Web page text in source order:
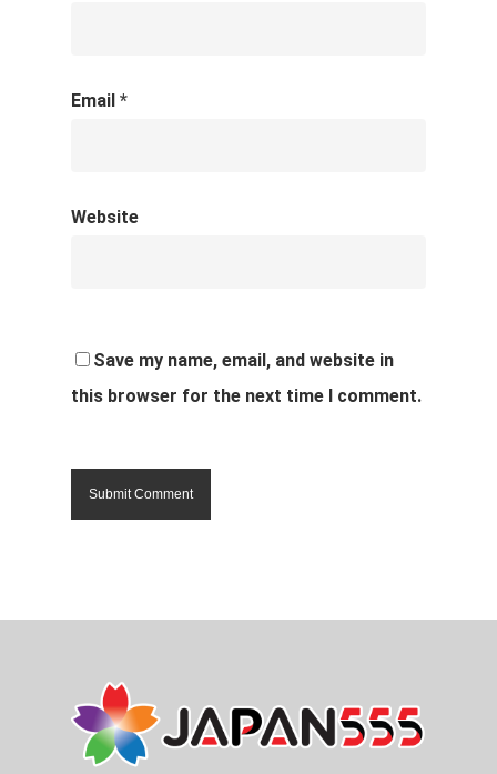
Email *
Website
Save my name, email, and website in
this browser for the next time I comment.